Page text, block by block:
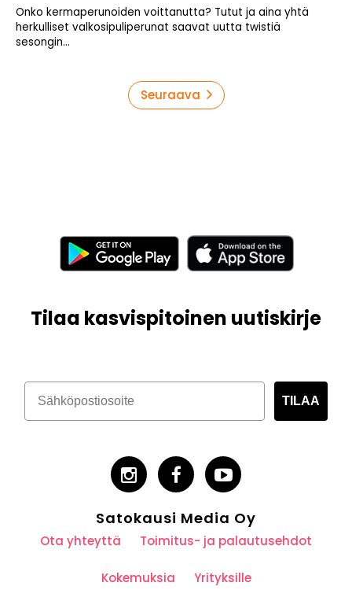
Onko kermaperunoiden voittanutta? Tutut ja aina yhtä
herkulliset valkosipuliperunat saavat uutta twistiä
sesongin...
Seuraava
Tilaa kasvispitoinen uutiskirje
TILAA
Satokausi Media Oy
Ota yhteyttä Toimitus- ja palautusehdot
Kokemuksia Yrityksille